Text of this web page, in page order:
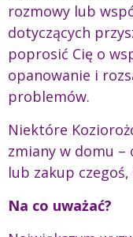
rozmowy lub
dotyczących
poprosić Cię o
opanowanie i
problemów.
Niektóre
zmiany w domu
lub zakup
Na co uważać?